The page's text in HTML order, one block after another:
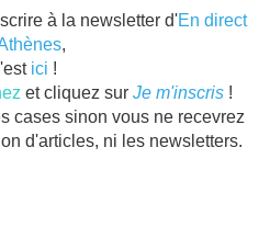
à la newsletter d'En direct
,
ici !
et cliquez sur Je m'inscris !
cases sinon vous ne recevrez
d'articles, ni les newsletters.